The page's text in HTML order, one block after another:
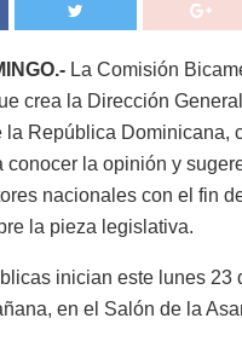
La Comisión
crea la Dirección
la República Dominicana,
conocer la opinión y
nacionales con el fin
la pieza legislativa.
inician este lunes 23
en el Salón de la